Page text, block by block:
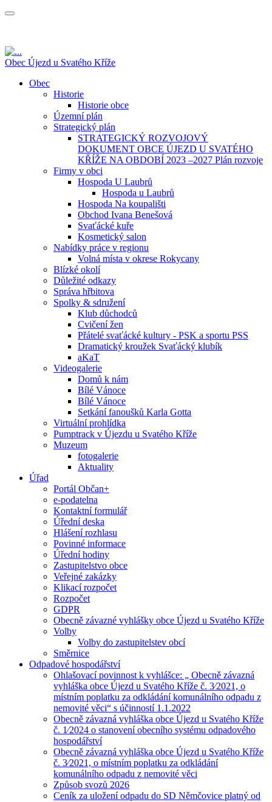
Obec Újezd u Svatého Kříže
Obec
Historie
Historie obce
Územní plán
Strategický plán
STRATEGICKÝ ROZVOJOVÝ
DOKUMENT OBCE ÚJEZD U SVATÉHO
KŘÍŽE NA OBDOBÍ 2023 –2027 Plán rozvoje
Firmy v obci
Hospoda U Laubrů
Hospoda u Laubrů
Hospoda Na koupališti
Obchod Ivana Benešová
Svaťácké kuře
Kosmetický salon
Nabídky práce v regionu
Volná místa v okrese Rokycany
Blízké okolí
Důležité odkazy
Správa hřbitova
Spolky & sdružení
Klub důchodců
Cvičení žen
Přátelé svaťácké kultury - PSK a sportu PSS
Dramatický kroužek Svaťácký klubík
aKaT
Videogalerie
Domů k nám
Bílé Vánoce
Bílé Vánoce
Setkání fanoušků Karla Gotta
Virtuální prohlídka
Pumptrack v Újezdu u Svatého Kříže
Muzeum
fotogalerie
Aktuality
Úřad
Portál Občan+
e-podatelna
Kontaktní formulář
Úřední deska
Hlášení rozhlasu
Povinné informace
Úřední hodiny
Zastupitelstvo obce
Veřejné zakázky
Klikací rozpočet
Rozpočet
GDPR
Obecně závazné vyhlášky obce Újezd u Svatého Kříže
Volby
Volby do zastupitelstev obcí
Směrnice
Odpadové hospodářství
Ohlašovací povinnost k vyhlášce: „ Obecně závazná
vyhláška obce Újezd u Svatého Kříže č. 3⁄2021, o
místním poplatku za odkládání komunálního odpadu z
nemovité věci“ s účinností 1.1.2022
Obecně závazná vyhláška obce Újezd u Svatého Kříže
č. 1⁄2024 o stanovení obecního systému odpadového
hospodářství
Obecně závazná vyhláška obce Újezd u Svatého Kříže
č. 3⁄2021, o místním poplatku za odkládání
komunálního odpadu z nemovité věci
Způsob svozů 2026
Ceník za uložení odpadu do SD Němčovice platný od